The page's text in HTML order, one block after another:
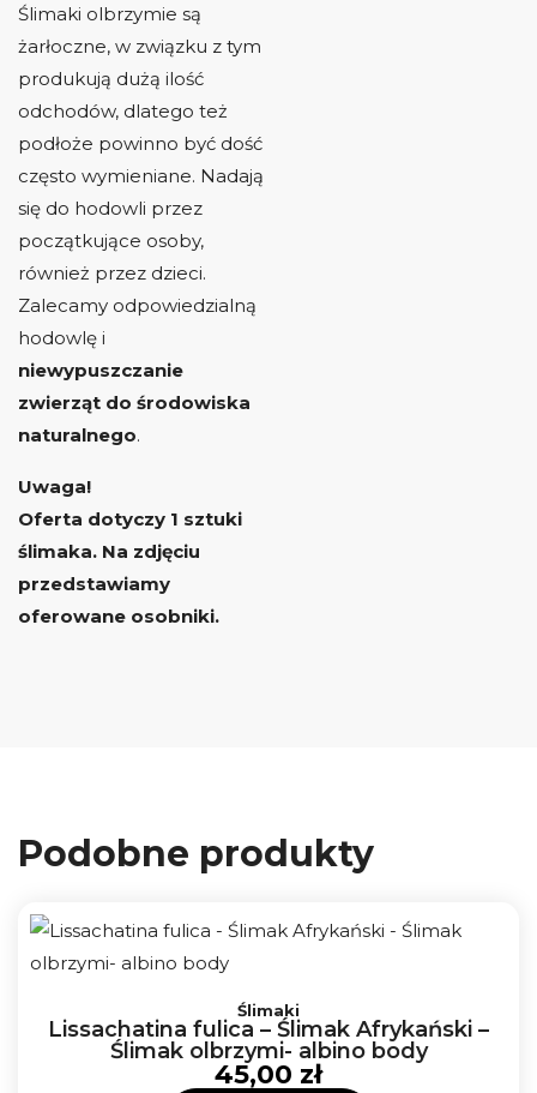
Ślimaki olbrzymie są
żarłoczne, w związku z tym
produkują dużą ilość
odchodów, dlatego też
podłoże powinno być dość
często wymieniane. Nadają
się do hodowli przez
początkujące osoby,
również przez dzieci.
Zalecamy odpowiedzialną
hodowlę i
niewypuszczanie
zwierząt do środowiska
naturalnego.
Uwaga!
Oferta dotyczy 1 sztuki
ślimaka. Na zdjęciu
przedstawiamy
oferowane osobniki.
Podobne produkty
Ślimaki
Lissachatina fulica – Ślimak Afrykański –
Ślimak olbrzymi- albino body
45,00 zł
produkt